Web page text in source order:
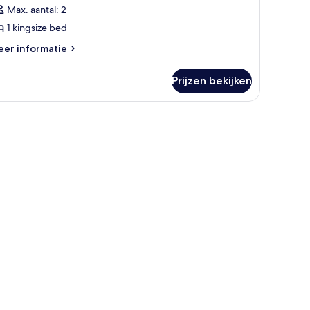
Max. aantal: 2
1 kingsize bed
informatie
Prijzen bekijken